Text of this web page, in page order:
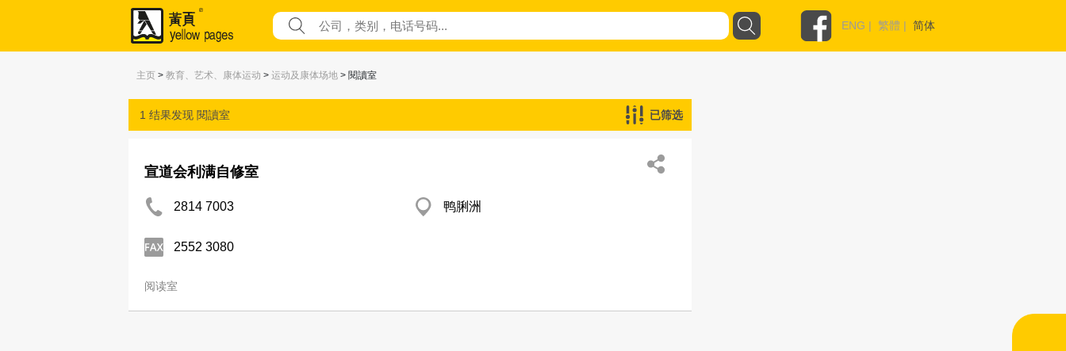
ENG | 繁體 | 简体
主页 > 教育、艺术、康体运动 > 运动及康体场地 > 閱讀室
1 结果发现 閱讀室 已筛选
宣道会利满自修室
2814 7003 鸭脷洲
2552 3080
阅读室